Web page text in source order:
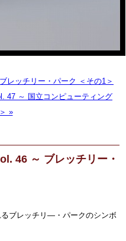
レッチリー・パーク ＜その1＞
47 ～ 国立コンピューティング
»
46 ～ ブレッチリー・
るブレッチリ―・パークのシンボ